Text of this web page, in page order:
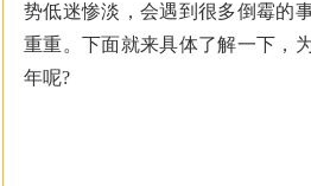
势低迷惨淡，会遇到很多倒霉的
重重。下面就来具体了解一下，
年呢?